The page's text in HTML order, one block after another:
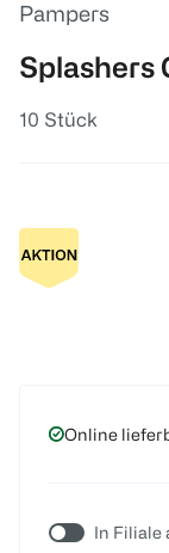
Pampers
Splashers
10 Stück
Online
In Filiale